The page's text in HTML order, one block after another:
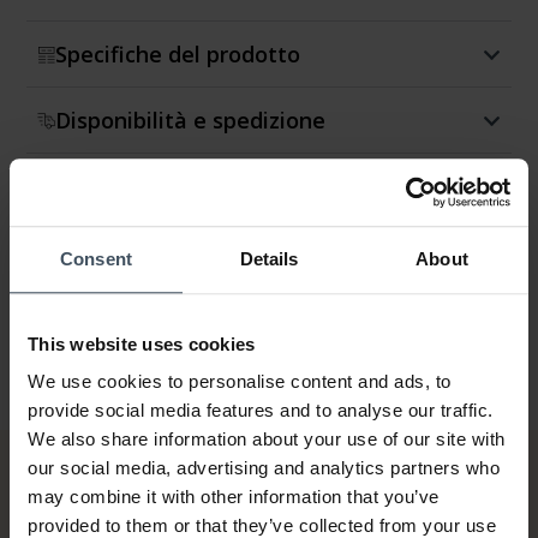
Consent Details About
This website uses cookies
We use cookies to personalise content and ads, to
provide social media features and to analyse our traffic.
We also share information about your use of our site with
our social media, advertising and analytics partners who
may combine it with other information that you’ve
provided to them or that they’ve collected from your use
Specifiche del prodotto
Disponibilità e spedizione
Garanzia